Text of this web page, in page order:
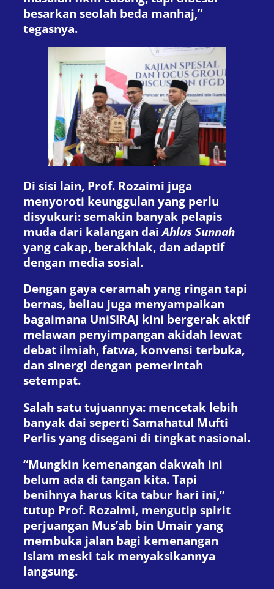
besarkan seolah beda manhaj,”
tegasnya.
Di sisi lain, Prof. Rozaimi juga
menyoroti keunggulan yang perlu
disyukuri: semakin banyak pelapis
muda dari kalangan daiAhlus Sunnah
yang cakap, berakhlak, dan adaptif
dengan media sosial.
Dengan gaya ceramah yang ringan tapi
bernas, beliau juga menyampaikan
bagaimana UniSIRAJ kini bergerak aktif
melawan penyimpangan akidah lewat
debat ilmiah, fatwa, konvensi terbuka,
dan sinergi dengan pemerintah
setempat.
Salah satu tujuannya: mencetak lebih
banyak dai seperti Samahatul Mufti
Perlis yang disegani di tingkat nasional.
“Mungkin kemenangan dakwah ini
belum ada di tangan kita. Tapi
benihnya harus kita tabur hari ini,”
tutup Prof. Rozaimi, mengutip spirit
perjuangan Mus’ab bin Umair yang
membuka jalan bagi kemenangan
Islam meski tak menyaksikannya
langsung.